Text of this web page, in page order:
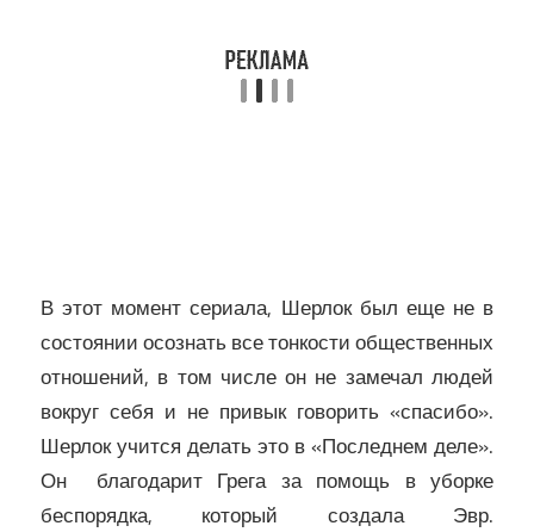
В этот момент сериала, Шерлок был еще не в
состоянии осознать все тонкости общественных
отношений, в том числе он не замечал людей
вокруг себя и не привык говорить «спасибо».
Шерлок учится делать это в «Последнем деле».
Он благодарит Грега за помощь в уборке
беспорядка, который создала Эвр.